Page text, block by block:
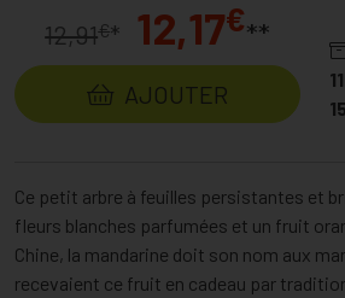
12,91€* 12,17€**
AJOUTER
Ce petit arbre à feuilles persistantes et
fleurs blanches parfumées et un fruit
Chine, la mandarine doit son nom aux
recevaient ce fruit en cadeau par